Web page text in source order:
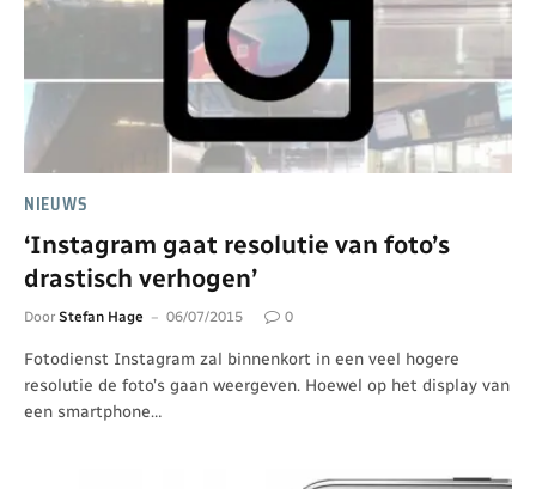
NIEUWS
‘Instagram gaat resolutie van foto’s
drastisch verhogen’
Door Stefan Hage 06/07/2015 0
Fotodienst Instagram zal binnenkort in een veel hogere
resolutie de foto’s gaan weergeven. Hoewel op het display van
een smartphone…